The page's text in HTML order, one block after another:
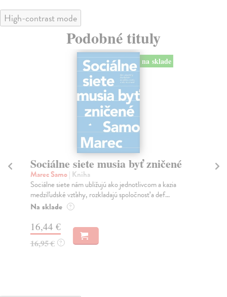
High-contrast mode
Podobné tituly
na sklade
Sociálne siete musia byť zničené
Marec Samo| Kniha
Sociálne siete nám ubližujú ako jednotlivcom a kazia
medziľudské vzťahy, rozkladajú spoločnosť a def...
Na sklade ?
16,44 €
16,95 € ?